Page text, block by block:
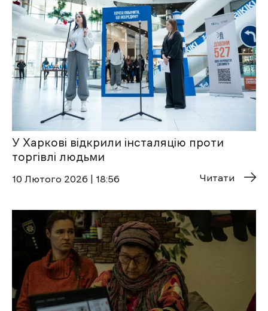
У Харкові відкрили інсталяцію проти
торгівлі людьми
10 Лютого 2026 | 18:56 Читати